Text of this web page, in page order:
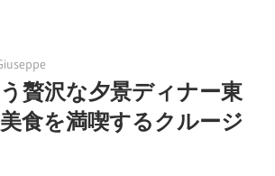
贅沢な夕景ディナー東
食を満喫するクルージ